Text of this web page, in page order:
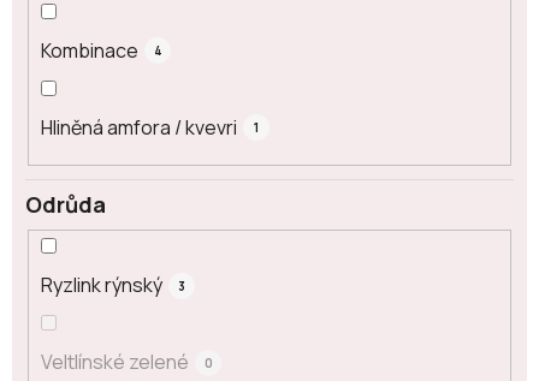
Odrůda
Ryzlink rýnský 3
Veltlínské zelené 0
Kombinace 4
Hliněná amfora / kvevri 1